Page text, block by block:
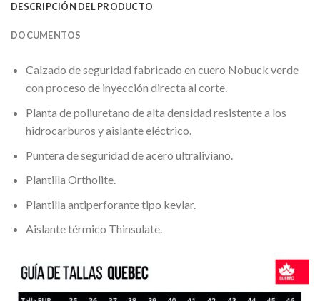
DESCRIPCIÓN DEL PRODUCTO
DOCUMENTOS
Calzado de seguridad fabricado en cuero Nobuck verde
con proceso de inyección directa al corte.
Planta de poliuretano de alta densidad resistente a los
hidrocarburos y aislante eléctrico.
Puntera de seguridad de acero ultraliviano.
Plantilla Ortholite.
Plantilla antiperforante tipo kevlar.
Aislante térmico Thinsulate.